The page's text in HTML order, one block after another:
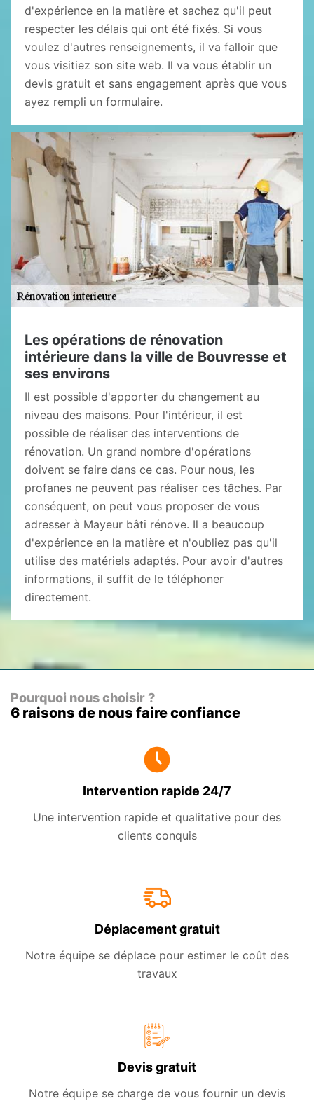
d'expérience en la matière et sachez qu'il peut
respecter les délais qui ont été fixés. Si vous
voulez d'autres renseignements, il va falloir que
vous visitiez son site web. Il va vous établir un
devis gratuit et sans engagement après que vous
ayez rempli un formulaire.
Les opérations de rénovation
intérieure dans la ville de Bouvresse et
ses environs
Il est possible d'apporter du changement au
niveau des maisons. Pour l'intérieur, il est
possible de réaliser des interventions de
rénovation. Un grand nombre d'opérations
doivent se faire dans ce cas. Pour nous, les
profanes ne peuvent pas réaliser ces tâches. Par
conséquent, on peut vous proposer de vous
adresser à Mayeur bâti rénove. Il a beaucoup
d'expérience en la matière et n'oubliez pas qu'il
utilise des matériels adaptés. Pour avoir d'autres
informations, il suffit de le téléphoner
directement.
Pourquoi nous choisir ?
6 raisons de nous faire confiance
Intervention rapide 24/7
Une intervention rapide et qualitative pour des
clients conquis
Déplacement gratuit
Notre équipe se déplace pour estimer le coût des
travaux
Devis gratuit
Notre équipe se charge de vous fournir un devis